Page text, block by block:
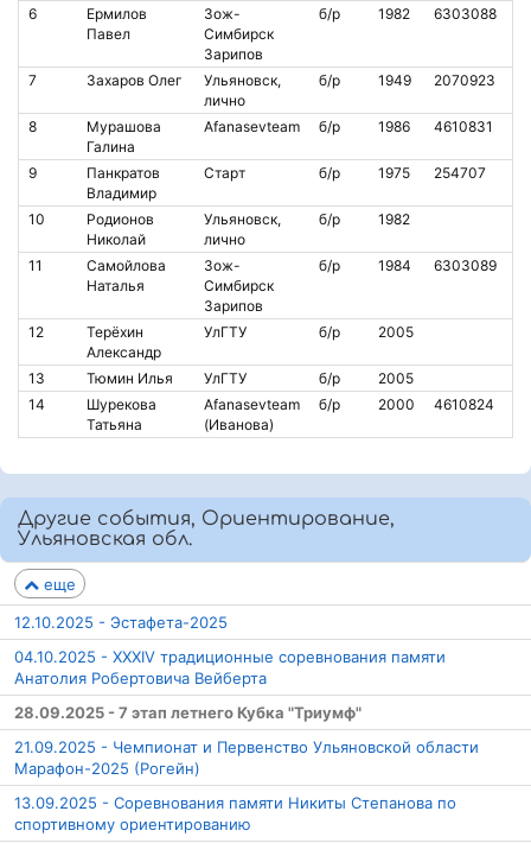
6
Ермилов
Павел
Зож-
Симбирск
Зарипов
б/р 1982 6303088
7 Захаров Олег
Ульяновск,
лично
б/р 1949 2070923
8
Мурашова
Галина
Afanasevteam б/р 1986 4610831
9
Панкратов
Владимир
Старт б/р 1975 254707
10
Родионов
Николай
Ульяновск,
лично
б/р 1982
11
Самойлова
Наталья
Зож-
Симбирск
Зарипов
б/р 1984 6303089
12
Терёхин
Александр
УлГТУ б/р 2005
13 Тюмин Илья УлГТУ б/р 2005
14
Шурекова
Татьяна
Afanasevteam
(Иванова)
б/р 2000 4610824
Другие события, Ориентирование,
Ульяновская обл.
еще
12.10.2025 - Эстафета-2025
04.10.2025 - XXXIV традиционные соревнования памяти
Анатолия Робертовича Вейберта
28.09.2025 - 7 этап летнего Кубка "Триумф"
21.09.2025 - Чемпионат и Первенство Ульяновской области
Марафон-2025 (Рогейн)
13.09.2025 - Соревнования памяти Никиты Степанова по
спортивному ориентированию